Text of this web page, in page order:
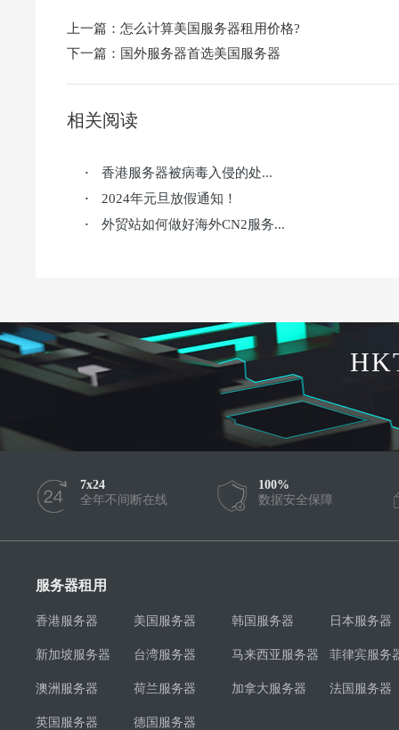
上一篇： 怎么计算美国服务器租用价格?
下一篇： 国外服务器首选美国服务器
相关阅读
· 香港服务器被病毒入侵的处...
· 2024年元旦放假通知！
· 外贸站如何做好海外CN2服务...
7x24
全年不间断在线
100%
数据安全保障
服务器租用
香港服务器 美国服务器 韩国服务器 日本服务器
新加坡服务器 台湾服务器 马来西亚服务器 菲律宾服务
澳洲服务器 荷兰服务器 加拿大服务器 法国服务器
英国服务器 德国服务器